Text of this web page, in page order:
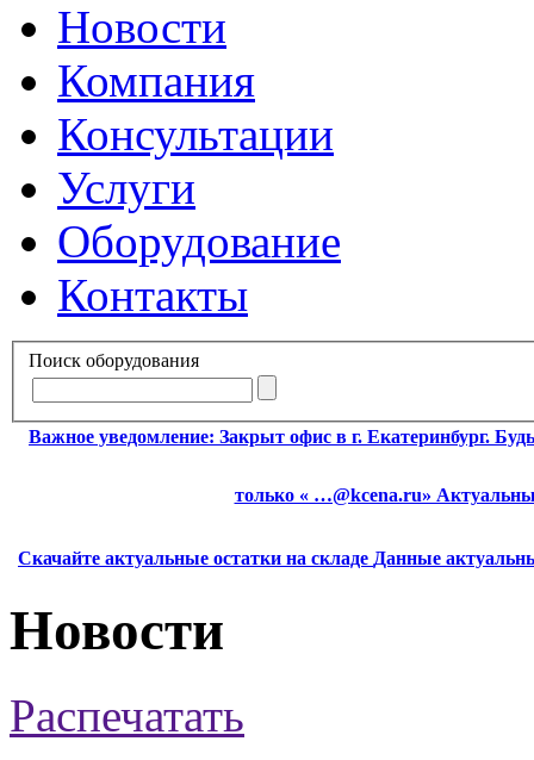
Новости
Компания
Консультации
Услуги
Оборудование
Контакты
Поиск оборудования
Важное уведомление: Закрыт офис в г. Екатеринбург.
только « …@kcena.ru»
Скачайте актуальные остатки на складе Данные
Новости
Распечатать